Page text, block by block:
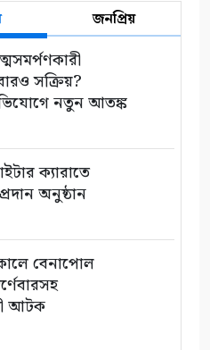
জনপ্রিয়
সক্রিয়?
নতুন আতঙ্ক
ক্যারাতে
অনুষ্ঠান
বেনাপোল
আটক